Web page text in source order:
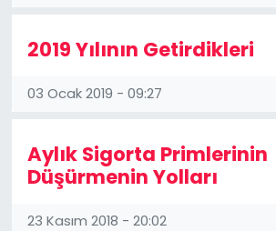
2019 Yılının Getirdikleri
03 Ocak 2019 - 09:27
Aylık Sigorta Primlerinin
Düşürmenin Yolları
23 Kasım 2018 - 20:02